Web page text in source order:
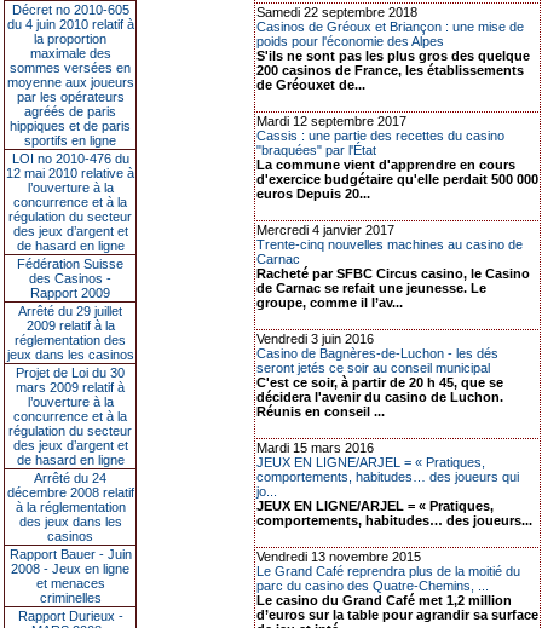
Décret no 2010-605
du 4 juin 2010 relatif à
la proportion
maximale des
sommes versées en
moyenne aux joueurs
par les opérateurs
agréés de paris
hippiques et de paris
sportifs en ligne
LOI no 2010-476 du
12 mai 2010 relative à
l’ouverture à la
concurrence et à la
régulation du secteur
des jeux d’argent et
de hasard en ligne
Fédération Suisse
des Casinos -
Rapport 2009
Arrêté du 29 juillet
2009 relatif à la
réglementation des
jeux dans les casinos
Projet de Loi du 30
mars 2009 relatif à
l’ouverture à la
concurrence et à la
régulation du secteur
des jeux d’argent et
de hasard en ligne
Arrêté du 24
décembre 2008 relatif
à la réglementation
des jeux dans les
casinos
Rapport Bauer - Juin
2008 - Jeux en ligne
et menaces
criminelles
Rapport Durieux -
Samedi 22 septembre 2018
Casinos de Gréoux et Briançon : une mise de
poids pour l'économie des Alpes
S'ils ne sont pas les plus gros des quelque
200 casinos de France, les établissements
de Gréouxet de...
Mardi 12 septembre 2017
Cassis : une partie des recettes du casino
"braquées" par l'État
La commune vient d'apprendre en cours
d'exercice budgétaire qu'elle perdait 500 000
euros Depuis 20...
Mercredi 4 janvier 2017
Trente-cinq nouvelles machines au casino de
Carnac
Racheté par SFBC Circus casino, le Casino
de Carnac se refait une jeunesse. Le
groupe, comme il l’av...
Vendredi 3 juin 2016
Casino de Bagnères-de-Luchon - les dés
seront jetés ce soir au conseil municipal
C'est ce soir, à partir de 20 h 45, que se
décidera l'avenir du casino de Luchon.
Réunis en conseil ...
Mardi 15 mars 2016
JEUX EN LIGNE/ARJEL = « Pratiques,
comportements, habitudes… des joueurs qui
jo...
JEUX EN LIGNE/ARJEL = « Pratiques,
comportements, habitudes… des joueurs...
Vendredi 13 novembre 2015
Le Grand Café reprendra plus de la moitié du
parc du casino des Quatre-Chemins, ...
Le casino du Grand Café met 1,2 million
d’euros sur la table pour agrandir sa surface